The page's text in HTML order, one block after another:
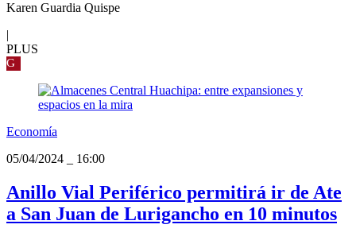
Karen Guardia Quispe
|
PLUS
G
Economía
05/04/2024
16:00
Anillo Vial Periférico permitirá ir de Ate
a San Juan de Lurigancho en 10 minutos